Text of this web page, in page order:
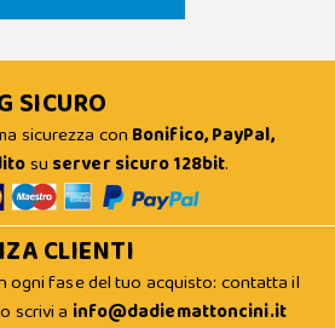
SICURO
sicurezza con Bonifico, PayPal,
su server sicuro 128bit.
CLIENTI
ogni fase del tuo acquisto: contatta il
o scrivi a info@dadiemattoncini.it